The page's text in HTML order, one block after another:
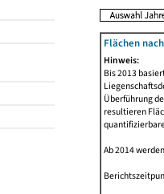
Flächen
Hinweis:
Bis 2013
Überführung
resultieren
Ab 2014